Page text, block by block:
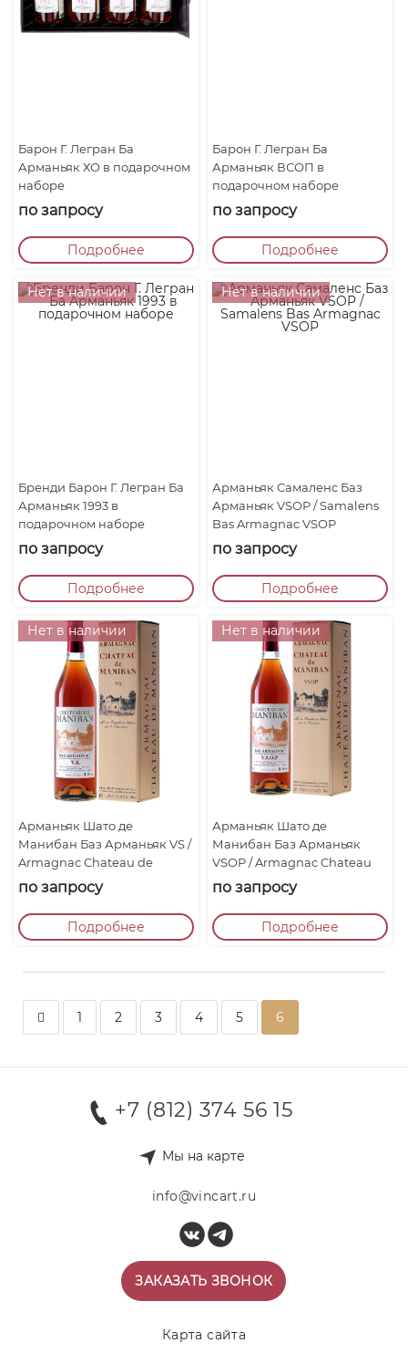
Барон Г. Легран Ба
Арманьяк ХО в подарочном
наборе
по запросу
Подробнее
Барон Г. Легран Ба
Арманьяк ВСОП в
подарочном наборе
по запросу
Подробнее
Нет в наличии
Бренди Барон Г. Легран Ба
Арманьяк 1993 в
подарочном наборе
по запросу
Подробнее
Нет в наличии
Арманьяк Самаленc Баз
Арманьяк VSOP / Samalens
Bas Armagnac VSOP
по запросу
Подробнее
Нет в наличии
Арманьяк Шато де
Манибан Баз Арманьяк VS /
Armagnac Chateau de
Maniban Bas Armagnac VS
по запросу
Подробнее
Нет в наличии
Арманьяк Шато де
Манибан Баз Арманьяк
VSOP / Armagnac Chateau
de Maniban Bas Armagnac
по запросу
Подробнее
1 2 3 4 5 6
+7 (812) 374 56 15
Мы на карте
info@vincart.ru
ЗАКАЗАТЬ ЗВОНОК
Карта сайта